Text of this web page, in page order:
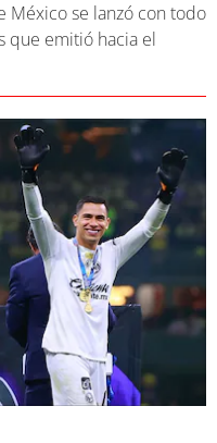
México se lanzó con todo
que emitió hacia el